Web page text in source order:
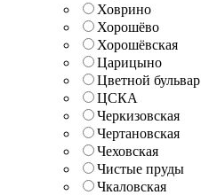
Ховрино
Хорошёво
Хорошёвская
Царицыно
Цветной бульвар
ЦСКА
Черкизовская
Чертановская
Чеховская
Чистые пруды
Чкаловская